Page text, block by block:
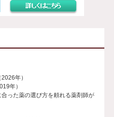
年）
年）
った薬の選び方を頼れる薬剤師が